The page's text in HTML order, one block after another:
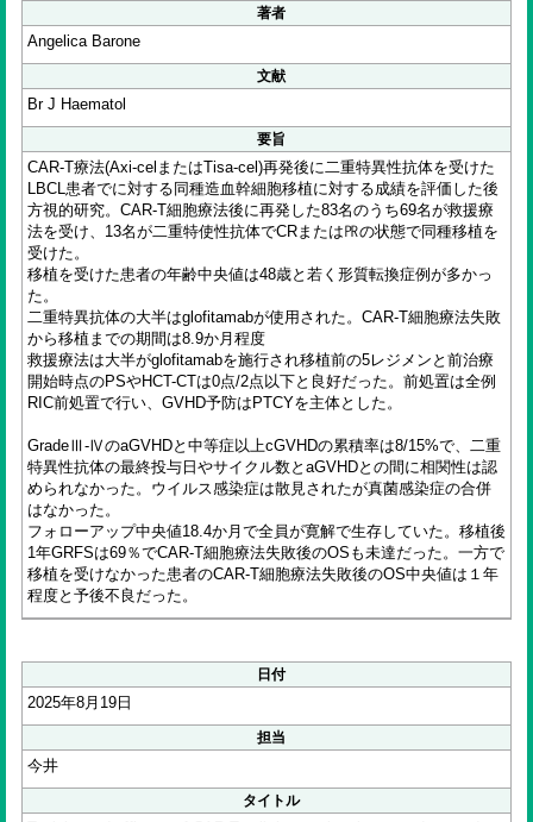
著者
Angelica Barone
文献
Br J Haematol
要旨
CAR-T療法(Axi-celまたはTisa-cel)再発後に二重特異性抗体を受けた
LBCL患者でに対する同種造血幹細胞移植に対する成績を評価した後
方視的研究。CAR-T細胞療法後に再発した83名のうち69名が救援療
法を受け、13名が二重特使性抗体でCRまたは㏚の状態で同種移植を
受けた。
移植を受けた患者の年齢中央値は48歳と若く形質転換症例が多かっ
た。
二重特異抗体の大半はglofitamabが使用された。CAR-T細胞療法失敗
から移植までの期間は8.9か月程度
救援療法は大半がglofitamabを施行され移植前の5レジメンと前治療
開始時点のPSやHCT-CTは0点/2点以下と良好だった。前処置は全例
RIC前処置で行い、GVHD予防はPTCYを主体とした。
GradeⅢ-ⅣのaGVHDと中等症以上cGVHDの累積率は8/15%で、二重
特異性抗体の最終投与日やサイクル数とaGVHDとの間に相関性は認
められなかった。ウイルス感染症は散見されたが真菌感染症の合併
はなかった。
フォローアップ中央値18.4か月で全員が寛解で生存していた。移植後
1年GRFSは69％でCAR-T細胞療法失敗後のOSも未達だった。一方で
移植を受けなかった患者のCAR-T細胞療法失敗後のOS中央値は１年
程度と予後不良だった。
日付
2025年8月19日
担当
今井
タイトル